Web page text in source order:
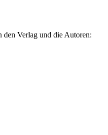
den Verlag und die Autoren: